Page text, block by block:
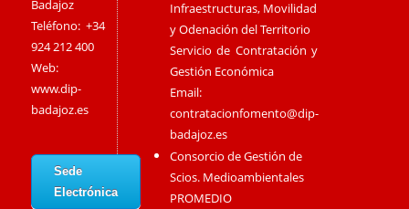
Badajoz
Teléfono: +34
924 212 400
Web:
www.dip-
badajoz.es
Sede
Electrónica
Infraestructuras, Movilidad
y Odenación del Territorio
Servicio de Contratación y
Gestión Económica
Email:
contratacionfomento@dip-
badajoz.es
Consorcio de Gestión de
Scios. Medioambientales
PROMEDIO